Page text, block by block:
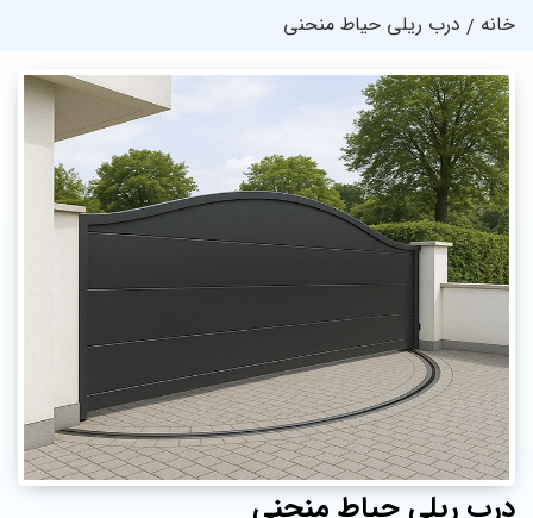
خانه درب ریلی حیاط منحنی
درب ریلی حیاط منحنی